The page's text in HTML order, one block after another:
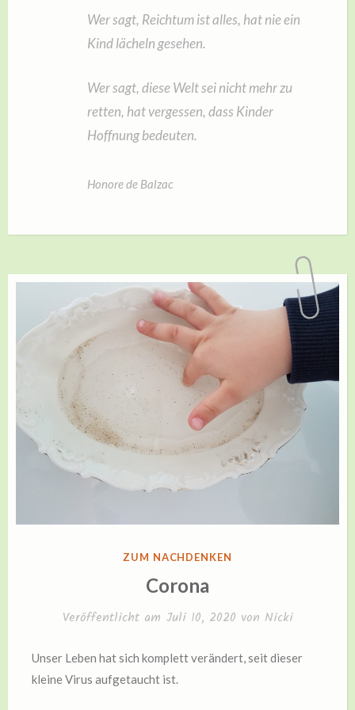
Wer sagt, Reichtum ist alles, hat nie ein
Kind lächeln gesehen.
Wer sagt, diese Welt sei nicht mehr zu
retten, hat vergessen, dass Kinder
Hoffnung bedeuten.
Honore de Balzac
VERÖFFENTLICHT
ZUM NACHDENKEN
Corona
Veröffentlicht am Juli 10, 2020 von Nicki
Unser Leben hat sich komplett verändert, seit dieser
kleine Virus aufgetaucht ist.